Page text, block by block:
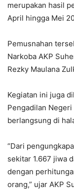
merupakan hasil
April hingga Mei
Pemusnahan
Narkoba AKP
Rezky Maulana
Kegiatan ini juga
Pengadilan
berlangsung di
“Dari
sekitar 1.667 jiwa
dengan
orang,” ujar AKP